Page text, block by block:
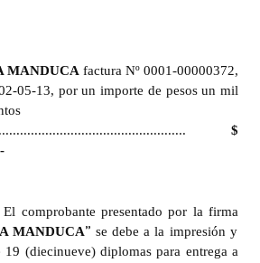
MANDUCA factura Nº 0001-00000372,
05-13, por un importe de pesos un mil
$
El comprobante presentado por la firma
MANDUCA” se debe a la impresión y
19 (diecinueve) diplomas para entrega a